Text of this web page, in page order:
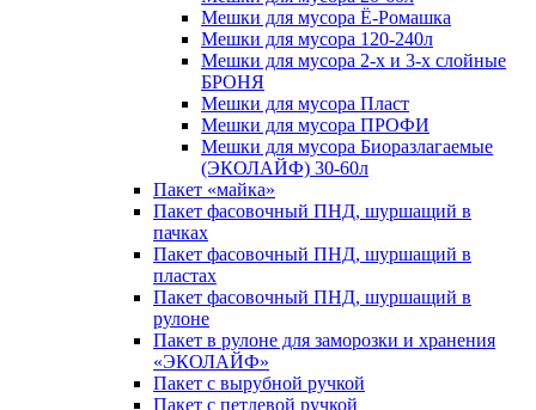
Мешки для мусора Ё-Ромашка
Мешки для мусора 120-240л
Мешки для мусора 2-х и 3-х слойные
БРОНЯ
Мешки для мусора Пласт
Мешки для мусора ПРОФИ
Мешки для мусора Биоразлагаемые
(ЭКОЛАЙФ) 30-60л
Пакет «майка»
Пакет фасовочный ПНД, шуршащий в
пачках
Пакет фасовочный ПНД, шуршащий в
пластах
Пакет фасовочный ПНД, шуршащий в
рулоне
Пакет в рулоне для заморозки и хранения
«ЭКОЛАЙФ»
Пакет с вырубной ручкой
Пакет с петлевой ручкой